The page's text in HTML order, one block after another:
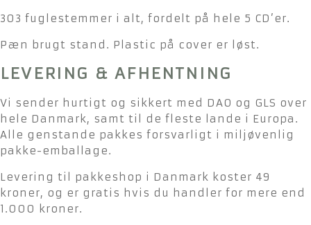
303 fuglestemmer i alt, fordelt på hele 5 CD’er.
Pæn brugt stand. Plastic på cover er løst.
LEVERING & AFHENTNING
Vi sender hurtigt og sikkert med DAO og GLS over
hele Danmark, samt til de fleste lande i Europa.
Alle genstande pakkes forsvarligt i miljøvenlig
pakke-emballage.
Levering til pakkeshop i Danmark koster 49
kroner, og er gratis hvis du handler for mere end
1.000 kroner.